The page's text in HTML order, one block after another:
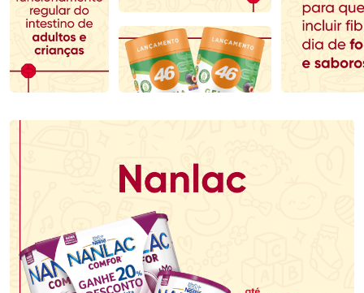
Comprar sem Desconto
Por R$ 142,49/cada
Comprar sem Desconto
Por R$ 142,49/cada
Comprar sem Desconto
Por R$ 107,99/cada
Comprar sem Desconto
Por R$ 107,99/cada